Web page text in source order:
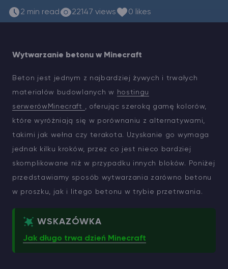
2 min read 22147 views 0 likes
Wytwarzanie betonu w Minecraft
Beton jest jednym z najbardziej żywych i trwałych
materiałów budowlanych w
hostingu
serwerówMinecraft
, oferując szeroką gamę kolorów,
które wyróżniają się w porównaniu z alternatywami,
takimi jak wełna czy terakota. Uzyskanie go wymaga
jednak kilku kroków, przez co jest nieco bardziej
skomplikowane niż w przypadku innych bloków. Poniżej
przedstawiamy sposób wytwarzania zarówno betonu
w proszku, jak i litego betonu w trybie przetrwania.
WSKAZÓWKA
Jak długo trwa dzień Minecraft